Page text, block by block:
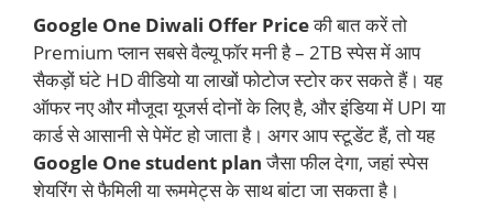
Google One Diwali Offer Priceकी बात करें तो
Premium प्लान सबसे वैल्यू फॉर मनी है – 2TB स्पेस में आप
सैकड़ों घंटे HD वीडियो या लाखों फोटोज स्टोर कर सकते हैं। यह
ऑफर नए और मौजूदा यूजर्स दोनों के लिए है, और इंडिया में UPI या
कार्ड से आसानी से पेमेंट हो जाता है। अगर आप स्टूडेंट हैं, तो यह
Google One student planजैसा फील देगा, जहां स्पेस
शेयरिंग से फैमिली या रूममेट्स के साथ बांटा जा सकता है।